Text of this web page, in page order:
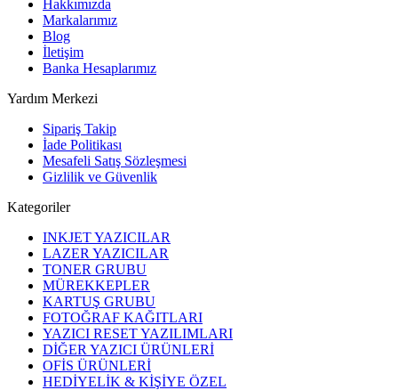
Hakkımızda
Markalarımız
Blog
İletişim
Banka Hesaplarımız
Yardım Merkezi
Sipariş Takip
İade Politikası
Mesafeli Satış Sözleşmesi
Gizlilik ve Güvenlik
Kategoriler
INKJET YAZICILAR
LAZER YAZICILAR
TONER GRUBU
MÜREKKEPLER
KARTUŞ GRUBU
FOTOĞRAF KAĞITLARI
YAZICI RESET YAZILIMLARI
DİĞER YAZICI ÜRÜNLERİ
OFİS ÜRÜNLERİ
HEDİYELİK & KİŞİYE ÖZEL